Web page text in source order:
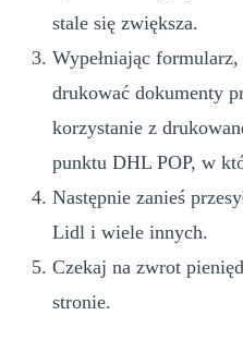
stale się zwiększa.
Wypełniając
drukować dokumenty
korzystanie z
punktu DHL POP, w
Następnie zanieś
Lidl i wiele innych.
Czekaj na zwrot
stronie.